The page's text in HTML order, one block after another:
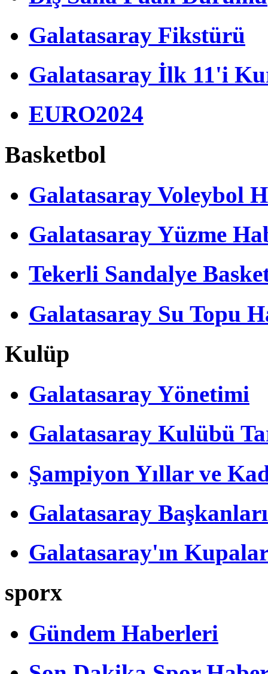
Galatasaray Fikstürü
Galatasaray İlk 11'i
EURO2024
Basketbol
Galatasaray Voleybol
Galatasaray Yüzme
Tekerli Sandalye
Galatasaray Su Topu
Kulüp
Galatasaray Yönetimi
Galatasaray Kulübü
Şampiyon Yıllar ve
Galatasaray Başkanları
Galatasaray'ın
sporx
Gündem Haberleri